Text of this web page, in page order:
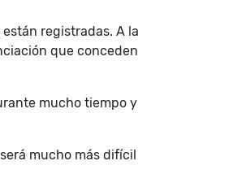
registradas. A la
que conceden
mucho tiempo y
mucho más difícil